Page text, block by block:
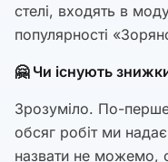
стелі, входять в
популярності
🤗 Чи існують
Зрозуміло. По-
обсяг робіт ми
назвати не можемо,